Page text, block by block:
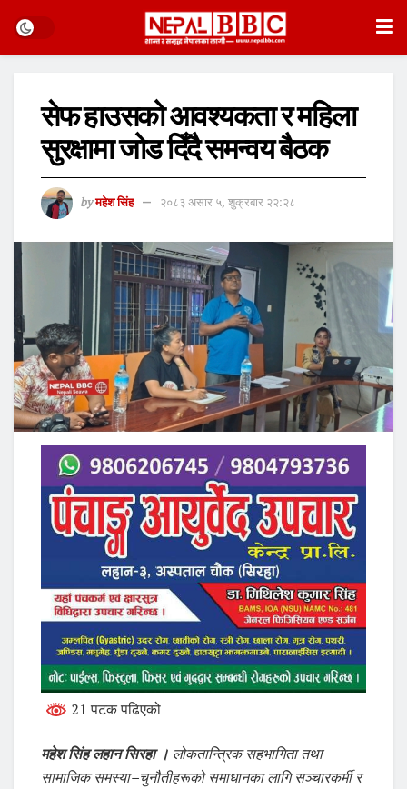
सेफ हाउसको आवश्यकता र महिला
सुरक्षामा जोड दिँदै समन्वय बैठक
by महेश सिंह २०८३ असार ५, शुक्रबार २२:२८
21 पटक पढिएको
महेश सिंह लहान सिरहा । लोकतान्त्रिक सहभागिता तथा
सामाजिक समस्या–चुनौतीहरूको समाधानका लागि सञ्चारकर्मी र